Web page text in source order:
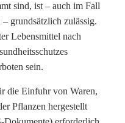
sind, ist – auch im Fall
grundsätzlich zulässig.
Lebensmittel nach
sein.
die Einfuhr von Waren,
Pflanzen hergestellt